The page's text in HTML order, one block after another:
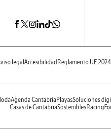
legal Accesibilidad Reglamento UE
Agenda Cantabria PlayasSoluciones
Casas de CantabriaSosteniblesRacing